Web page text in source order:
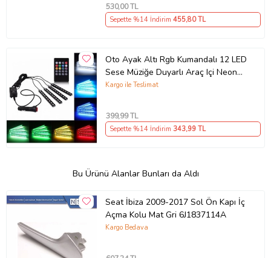
530,00 TL
Sepette %14 İndirim 455,80 TL
Oto Ayak Altı Rgb Kumandalı 12 LED
Sese Müziğe Duyarlı Araç Içi Neon
LED
Kargo ile Teslimat
399,99 TL
Sepette %14 İndirim 343,99 TL
Bu Ürünü Alanlar Bunları da Aldı
Seat İbiza 2009-2017 Sol Ön Kapı İç
Açma Kolu Mat Gri 6J1837114A
Kargo Bedava